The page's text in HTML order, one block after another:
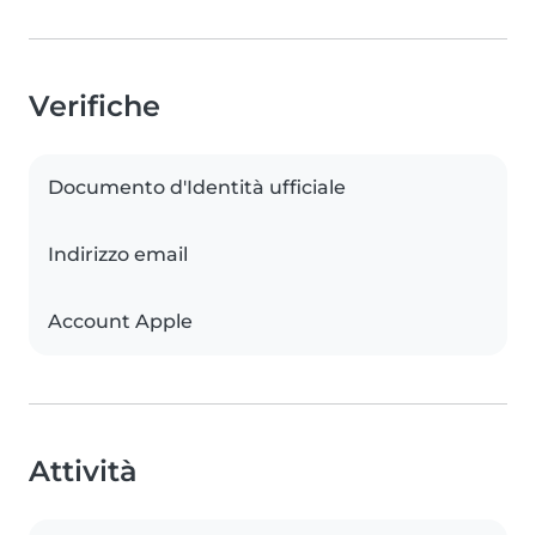
Verifiche
Documento d'Identità ufficiale
Indirizzo email
Account Apple
Attività